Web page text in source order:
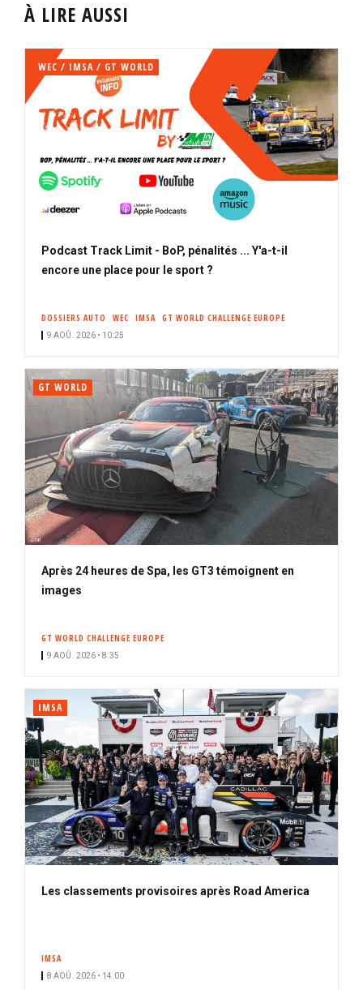
À LIRE AUSSI
WEC / IMSA / GT WORLD
Podcast Track Limit - BoP, pénalités ... Y'a-t-il
encore une place pour le sport ?
DOSSIERS AUTO WEC IMSA GT WORLD CHALLENGE EUROPE
9 AOÛ. 2026 • 10:25
GT WORLD
Après 24 heures de Spa, les GT3 témoignent en
images
GT WORLD CHALLENGE EUROPE
9 AOÛ. 2026 • 8:35
IMSA
Les classements provisoires après Road America
IMSA
8 AOÛ. 2026 • 14:00